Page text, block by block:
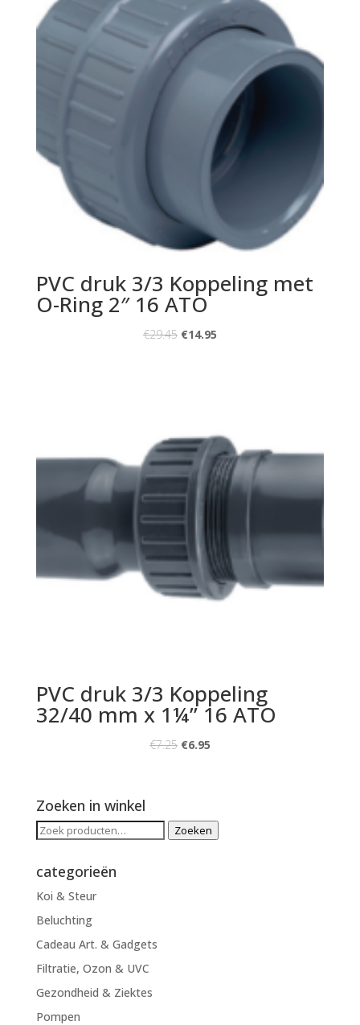
PVC druk 3/3 Koppeling met
O-Ring 2″ 16 ATO
€29.45 €14.95
PVC druk 3/3 Koppeling
32/40 mm x 1¼” 16 ATO
€7.25 €6.95
Zoeken in winkel
Zoeken
Zoeken
categorieën
Koi & Steur
Beluchting
Cadeau Art. & Gadgets
Filtratie, Ozon & UVC
Gezondheid & Ziektes
Pompen